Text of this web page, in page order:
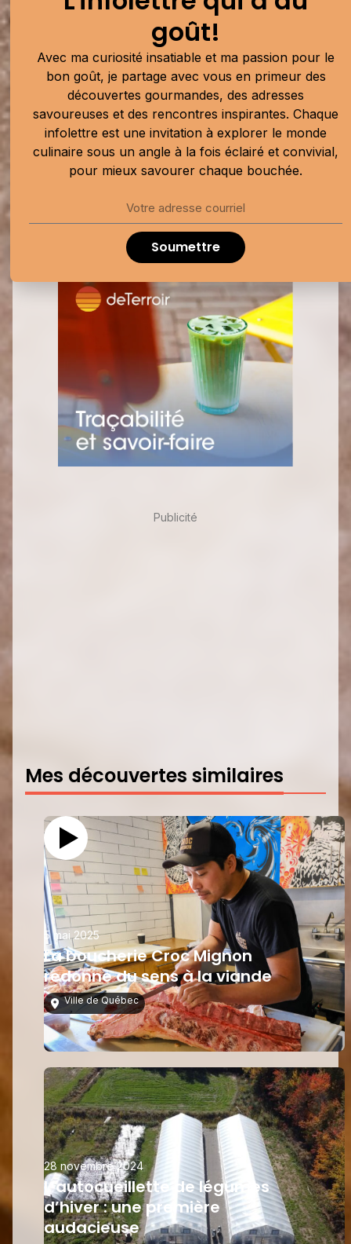
pour le bon goût, je partage avec vous en
primeur des découvertes gourmandes, des
adresses savoureuses et des rencontres
inspirantes. Chaque infolettre est une
invitation à explorer le monde culinaire sous
un angle à la fois éclairé et convivial, pour
mieux savourer chaque bouchée.
Soumettre
Publicité
Publicité
Mes découvertes similaires
5 mai 2025
La boucherie Croc Mignon
redonne du sens à la viande
Ville de Québec
28 novembre 2024
L’autocueillette de légumes
d’hiver : une première
audacieuse
goût!
Avec ma curiosité insatiable et ma passion pour le
bon goût, je partage avec vous en primeur des
découvertes gourmandes, des adresses
savoureuses et des rencontres inspirantes. Chaque
infolettre est une invitation à explorer le monde
culinaire sous un angle à la fois éclairé et convivial,
pour mieux savourer chaque bouchée.
Soumettre